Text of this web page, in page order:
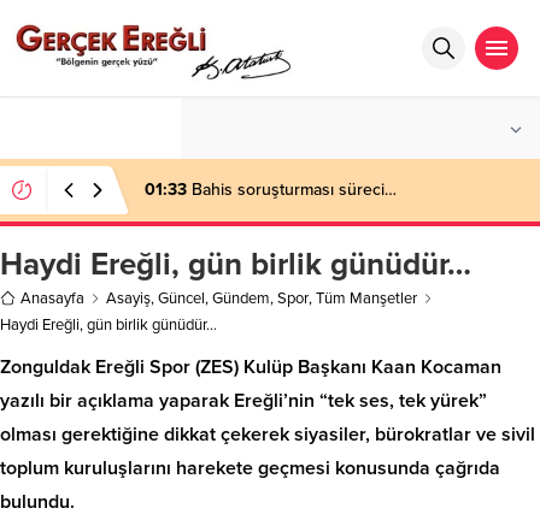
01:33 Bahis soruşturması süreci…
Haydi Ereğli, gün birlik günüdür…
Anasayfa Asayiş,Güncel,Gündem,Spor,Tüm Manşetler
Haydi Ereğli, gün birlik günüdür…
Zonguldak Ereğli Spor (ZES) Kulüp Başkanı Kaan Kocaman
yazılı bir açıklama yaparak Ereğli’nin “tek ses, tek yürek”
olması gerektiğine dikkat çekerek siyasiler, bürokratlar ve sivil
toplum kuruluşlarını harekete geçmesi konusunda çağrıda
bulundu.